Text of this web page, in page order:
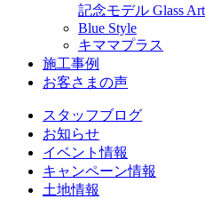
記念モデル Glass
Blue Style
キママプラス
施工事例
お客さまの声
スタッフブログ
お知らせ
イベント情報
キャンペーン情報
土地情報